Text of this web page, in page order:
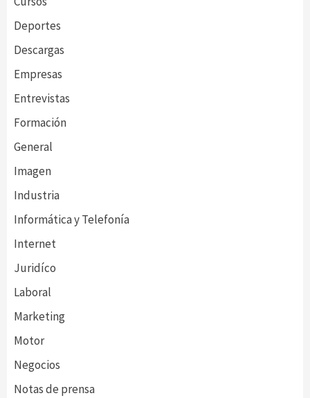
Deportes
Descargas
Empresas
Entrevistas
Formación
General
Imagen
Industria
Informática y Telefonía
Internet
Juridíco
Laboral
Marketing
Motor
Negocios
Notas de prensa